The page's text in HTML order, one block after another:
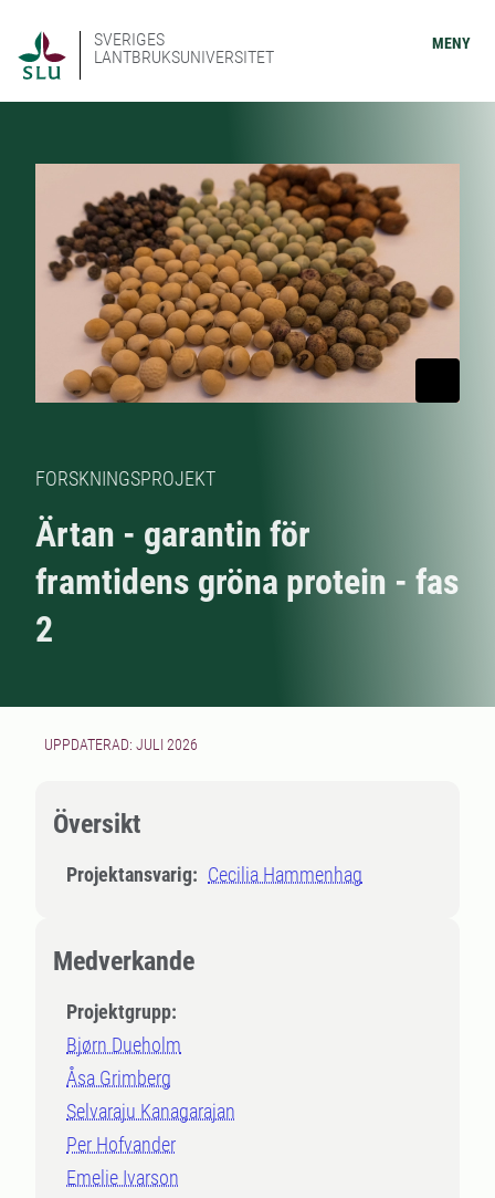
SVERIGES
LANTBRUKSUNIVERSITET
MENY
FORSKNINGSPROJEKT
Ärtan - garantin för
framtidens gröna protein - fas
2
UPPDATERAD: JULI 2026
Översikt
Projektansvarig: Cecilia Hammenhag
Medverkande
Projektgrupp:
Bjørn Dueholm
Åsa Grimberg
Selvaraju Kanagarajan
Per Hofvander
Emelie Ivarson